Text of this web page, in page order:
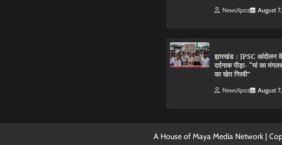
NewsXpoz August
झारखंड : JPSC आंदोलन के
दर्दनाक पीड़ा- “मां का
का खेत गिरवी”
NewsXpoz August
A House of Maya Media Network |